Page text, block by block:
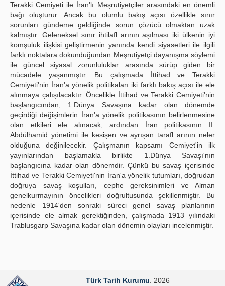
Terakki Cemiyeti ile İran'lı Meşrutiyetçiler arasındaki en önemli
bağı oluşturur. Ancak bu olumlu bakış açısı özellikle sınır
sorunları gündeme geldiğinde sorun çözücü olmaktan uzak
kalmıştır. Geleneksel sınır ihtilafl arının aşılması iki ülkenin iyi
komşuluk ilişkisi geliştirmenin yanında kendi siyasetleri ile ilgili
farklı noktalara dokunduğundan Meşrutiyetçi dayanışma söylemi
ile güncel siyasal zorunluluklar arasında sürüp giden bir
mücadele yaşanmıştır. Bu çalışmada İttihad ve Terakki
Cemiyeti'nin İran'a yönelik politikaları iki farklı bakış açısı ile ele
alınmaya çalışılacaktır. Öncelikle İttihad ve Terakki Cemiyeti'nin
başlangıcından, 1.Dünya Savaşına kadar olan dönemde
geçirdiği değişimlerin İran'a yönelik politikasının belirlenmesine
olan etkileri ele alınacak, ardından İran politikasının II.
Abdülhamid yönetimi ile kesişen ve ayrışan tarafl arının neler
olduğuna değinilecekir. Çalışmanın kapsamı Cemiyet'in ilk
yayınlarından başlamakla birlikte 1.Dünya Savaşı'nın
başlangıcına kadar olan dönemdir. Çünkü bu savaş içerisinde
İttihad ve Terakki Cemiyeti'nin İran'a yönelik tutumları, doğrudan
doğruya savaş koşulları, cephe gereksinimleri ve Alman
genelkurmayının öncelikleri doğrultusunda şekillenmiştir. Bu
nedenle 1914'den sonraki süreci genel savaş planlarının
içerisinde ele almak gerektiğinden, çalışmada 1913 yılındaki
Trablusgarp Savaşına kadar olan dönemin olayları incelenmiştir.
Türk Tarih Kurumu . 2026